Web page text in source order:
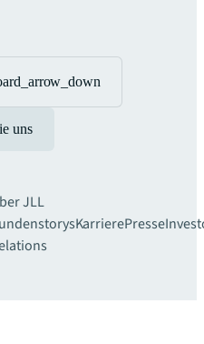
uns
JLL
KarrierePresse